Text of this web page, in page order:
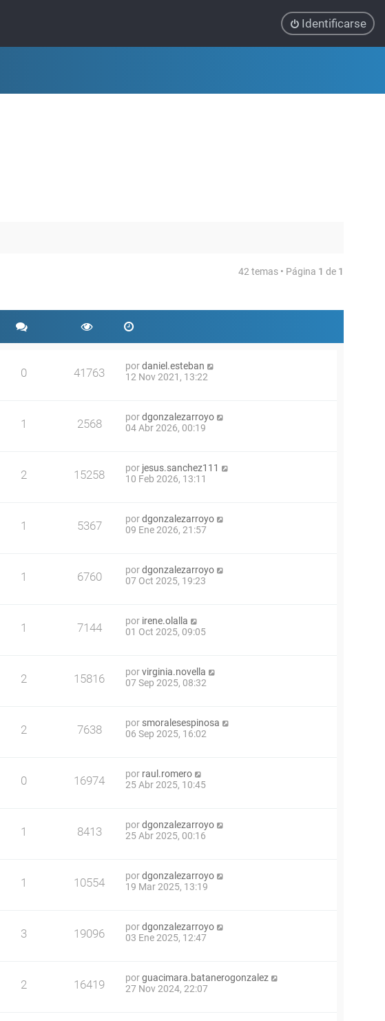
Identificarse
42 temas • Página 1 de 1
0 41763 pordaniel.esteban
12 Nov 2021, 13:22
1 2568 pordgonzalezarroyo
04 Abr 2026, 00:19
2 15258 por jesus.sanchez111
10 Feb 2026, 13:11
1 5367 pordgonzalezarroyo
09 Ene 2026, 21:57
1 6760 pordgonzalezarroyo
07 Oct 2025, 19:23
1 7144 por irene.olalla
01 Oct 2025, 09:05
2 15816 porvirginia.novella
07 Sep 2025, 08:32
2 7638 por smoralesespinosa
06 Sep 2025, 16:02
0 16974 por raul.romero
25 Abr 2025, 10:45
1 8413 pordgonzalezarroyo
25 Abr 2025, 00:16
1 10554 pordgonzalezarroyo
19 Mar 2025, 13:19
3 19096 pordgonzalezarroyo
03 Ene 2025, 12:47
2 16419 porguacimara.batanerogonzalez
27 Nov 2024, 22:07